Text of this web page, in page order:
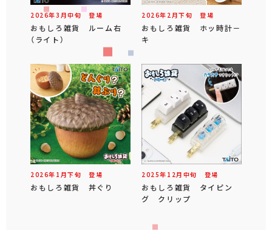
2026年3 月中旬登場
おもしろ雑貨 ルーム右
（ライト）
2026年 2 月下旬 登場
おもしろ雑貨 ホッ時計－
キ
2026年 1 月下旬 登場
おもしろ雑貨 丼ぐり
2025年 12 月 中旬 登場
おもしろ雑貨 タイピン
グ クリップ